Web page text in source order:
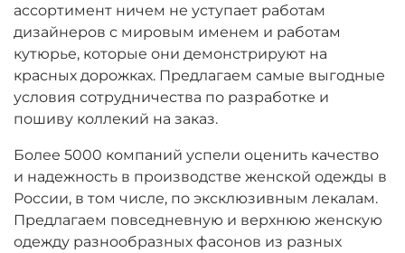
ассортимент ничем не уступает работам
дизайнеров с мировым именем и работам
кутюрье, которые они демонстрируют на
красных дорожках. Предлагаем самые выгодные
условия сотрудничества по разработке и
пошиву коллекий на заказ.
Более 5000 компаний успели оценить качество
и надежность в производстве женской одежды в
России, в том числе, по эксклюзивным лекалам.
Предлагаем повседневную и верхнюю женскую
одежду разнообразных фасонов из разных